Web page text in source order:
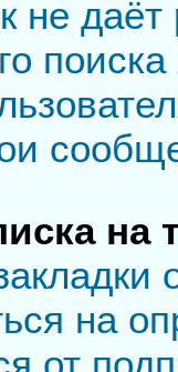
даёт
на
на